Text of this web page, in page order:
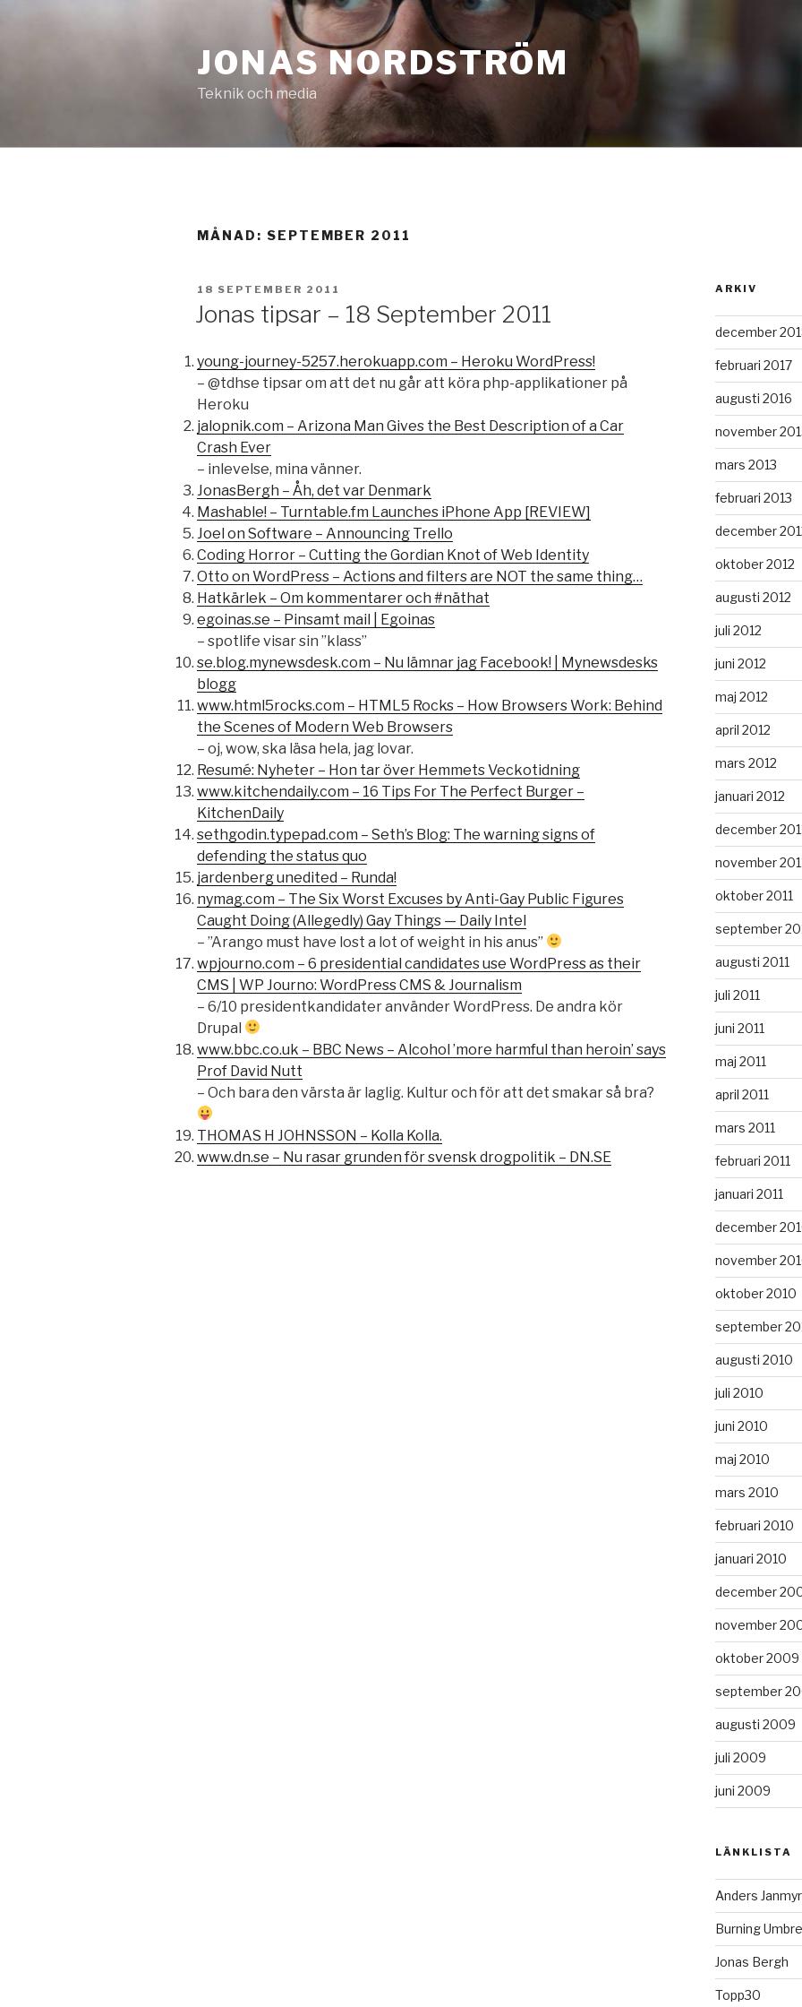
JONAS NORDSTRÖM
Teknik och media
MÅNAD: SEPTEMBER 2011
PUBLICERAT
18 SEPTEMBER 2011
Jonas tipsar – 18 September 2011
young-journey-5257.herokuapp.com – Heroku WordPress!
– @tdhse tipsar om att det nu går att köra php-applikationer på
Heroku
jalopnik.com – Arizona Man Gives the Best Description of a Car
Crash Ever
– inlevelse, mina vänner.
JonasBergh – Åh, det var Denmark
Mashable! – Turntable.fm Launches iPhone App [REVIEW]
Joel on Software – Announcing Trello
Coding Horror – Cutting the Gordian Knot of Web Identity
Otto on WordPress – Actions and filters are NOT the same thing…
Hatkärlek – Om kommentarer och #näthat
egoinas.se – Pinsamt mail | Egoinas
– spotlife visar sin ”klass”
se.blog.mynewsdesk.com – Nu lämnar jag Facebook! | Mynewsdesks
blogg
www.html5rocks.com – HTML5 Rocks – How Browsers Work: Behind
the Scenes of Modern Web Browsers
– oj, wow, ska läsa hela, jag lovar.
Resumé: Nyheter – Hon tar över Hemmets Veckotidning
www.kitchendaily.com – 16 Tips For The Perfect Burger –
KitchenDaily
sethgodin.typepad.com – Seth’s Blog: The warning signs of
defending the status quo
jardenberg unedited – Runda!
nymag.com – The Six Worst Excuses by Anti-Gay Public Figures
Caught Doing (Allegedly) Gay Things — Daily Intel
– ”Arango must have lost a lot of weight in his anus”
wpjourno.com – 6 presidential candidates use WordPress as their
CMS | WP Journo: WordPress CMS & Journalism
– 6/10 presidentkandidater använder WordPress. De andra kör
Drupal
www.bbc.co.uk – BBC News – Alcohol ’more harmful than heroin’ says
Prof David Nutt
– Och bara den värsta är laglig. Kultur och för att det smakar så bra?
THOMAS H JOHNSSON – Kolla Kolla.
www.dn.se – Nu rasar grunden för svensk drogpolitik – DN.SE
ARKIV
december
februari 2017
augusti 2016
november
mars 2013
februari 2013
december
oktober 2012
augusti 2012
juli 2012
juni 2012
maj 2012
april 2012
mars 2012
januari 2012
december
november
oktober 2011
september
augusti 2011
juli 2011
juni 2011
maj 2011
april 2011
mars 2011
februari 2011
januari 2011
december
november
oktober 2010
september
augusti 2010
juli 2010
juni 2010
maj 2010
mars 2010
februari 2010
januari 2010
december
november
oktober 2009
september
augusti 2009
juli 2009
juni 2009
LÄNKLISTA
Anders Janmyr
Burning
Jonas Bergh
Topp30